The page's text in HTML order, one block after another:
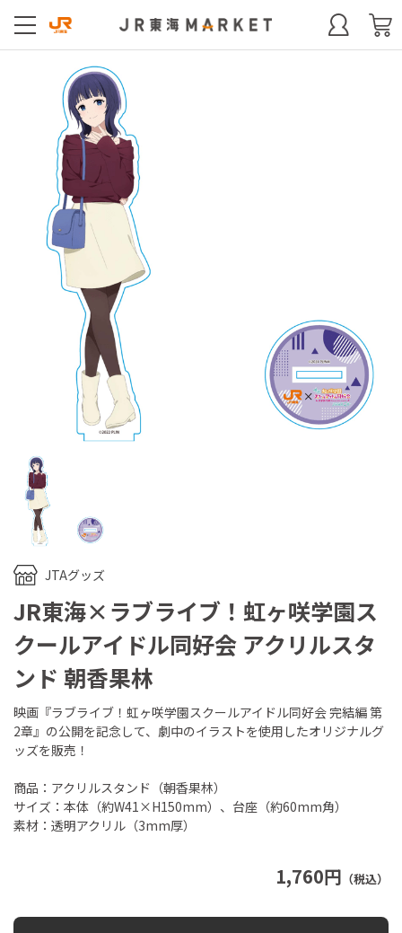
JTAグッズ
JR東海×ラブライブ！虹ヶ咲学園ス
クールアイドル同好会 アクリルスタ
ンド 朝香果林
1,760円 （税込）
映画『ラブライブ！虹ヶ咲学園スクールアイドル同好会 完結編 第
2章』の公開を記念して、劇中のイラストを使用したオリジナルグ
ッズを販売！
商品：アクリルスタンド（朝香果林）
サイズ：本体（約W41×H150mm）、台座（約60mm角）
素材：透明アクリル（3mm厚）